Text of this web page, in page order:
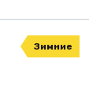
Зимние